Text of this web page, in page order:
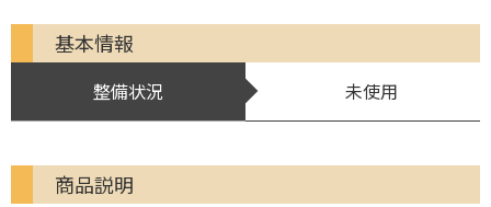
基本情報
整備状況 未使用
商品説明